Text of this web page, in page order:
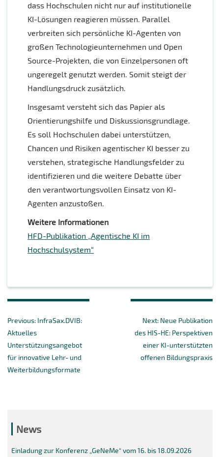
dass Hochschulen nicht nur auf institutionelle
KI-Lösungen reagieren müssen. Parallel
verbreiten sich persönliche KI-Agenten von
großen Technologieunternehmen und Open
Source-Projekten, die von Einzelpersonen oft
ungeregelt genutzt werden. Somit steigt der
Handlungsdruck zusätzlich.
Insgesamt versteht sich das Papier als
Orientierungshilfe und Diskussionsgrundlage.
Es soll Hochschulen dabei unterstützen,
Chancen und Risiken agentischer KI besser zu
verstehen, strategische Handlungsfelder zu
identifizieren und die weitere Debatte über
den verantwortungsvollen Einsatz von KI-
Agenten anzustoßen.
Weitere Informationen
HFD-Publikation „Agentische KI im
Hochschulsystem“
Previous: Previous
InfraSax.DVIB:
Aktuelles
Unterstützungsangebot
für innovative Lehr- und
Weiterbildungsformate
Next: Next
post:
Neue Publikation
des HIS-HE: Perspektiven
einer KI-unter­stützten
offenen Bildungspraxis
News
Einladung zur Konferenz „GeNeMe“ vom 16. bis 18.09.2026